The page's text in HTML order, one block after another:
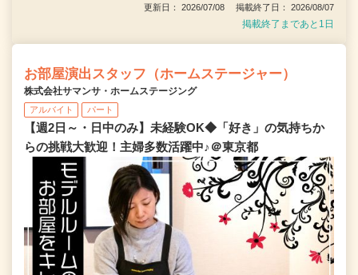
更新日： 2026/07/08 掲載終了日： 2026/08/07
掲載終了まであと1日
お部屋演出スタッフ（ホームステージャー）
株式会社サマンサ・ホームステージング
アルバイト パート
【週2日～・日中のみ】未経験OK◆「好き」の気持ちか
らの挑戦大歓迎！主婦多数活躍中♪＠東京都